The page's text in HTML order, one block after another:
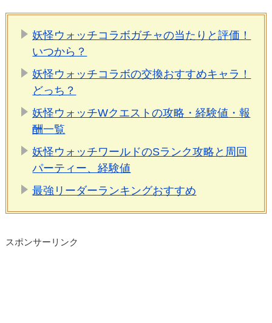
妖怪ウォッチコラボガチャの当たりと評価！
いつから？
妖怪ウォッチコラボの交換おすすめキャラ！
どっち？
妖怪ウォッチWクエストの攻略・経験値・報
酬一覧
妖怪ウォッチワールドのSランク攻略と周回
パーティー、経験値
最強リーダーランキングおすすめ
スポンサーリンク